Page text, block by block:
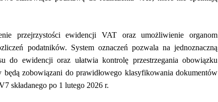
przejrzystości ewidencji VAT oraz umożliwienie organom
podatników. System oznaczeń pozwala na jednoznaczną
do ewidencji oraz ułatwia kontrolę przestrzegania obowiązku
zobowiązani do prawidłowego klasyfikowania dokumentów
składanego po 1 lutego 2026 r.